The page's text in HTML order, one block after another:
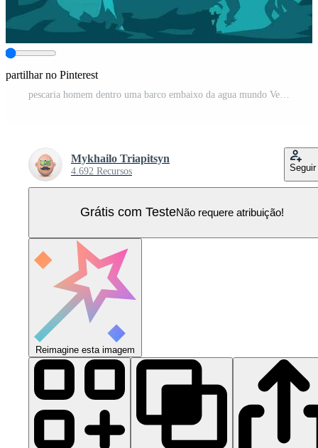
no Pinterest
Mykhailo Triapitsyn
4.692 Recursos Seguir
Grátis com TesteNão requere atribuição!
Reimagine esta imagem